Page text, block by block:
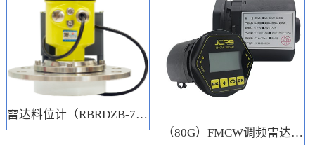
雷达料位计（RBRDZB-71-6-C）
（80G）FMCW调频雷达电子模块